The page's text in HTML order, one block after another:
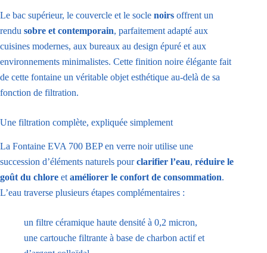
Le bac supérieur, le couvercle et le socle noirs offrent un
rendu sobre et contemporain, parfaitement adapté aux
cuisines modernes, aux bureaux au design épuré et aux
environnements minimalistes. Cette finition noire élégante fait
de cette fontaine un véritable objet esthétique au-delà de sa
fonction de filtration.
Une filtration complète, expliquée simplement
La Fontaine EVA 700 BEP en verre noir utilise une
succession d’éléments naturels pourclarifier l’eau, réduire le
goût du chlore et améliorer le confort de consommation.
L’eau traverse plusieurs étapes complémentaires :
un filtre céramique haute densité à 0,2 micron,
une cartouche filtrante à base de charbon actif et